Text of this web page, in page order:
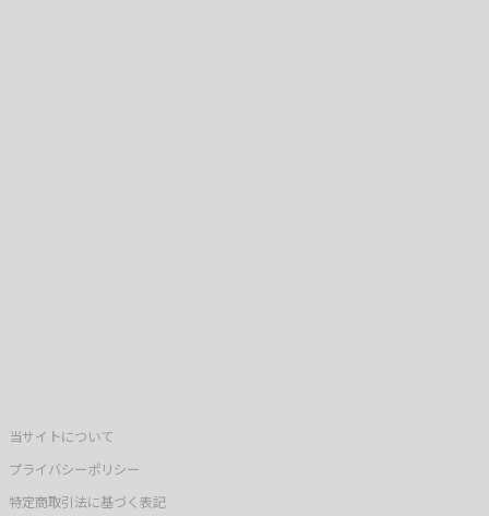
当サイトについて
プライバシーポリシー
特定商取引法に基づく表記